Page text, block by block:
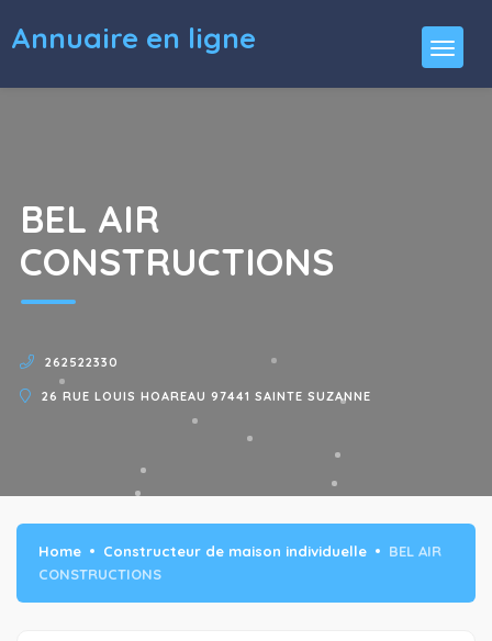
Annuaire en ligne
BEL AIR
CONSTRUCTIONS
262522330
26 RUE LOUIS HOAREAU 97441 SAINTE SUZANNE
Home Constructeur de maison individuelle
BEL AIR
CONSTRUCTIONS